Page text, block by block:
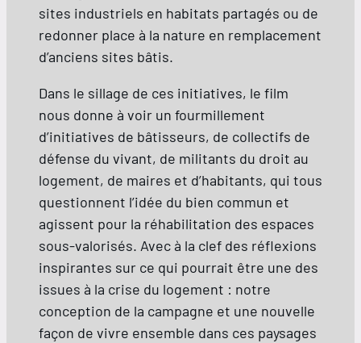
sites industriels en habitats partagés ou de
redonner place à la nature en remplacement
d’anciens sites bâtis.
Dans le sillage de ces initiatives, le film
nous donne à voir un fourmillement
d’initiatives de bâtisseurs, de collectifs de
défense du vivant, de militants du droit au
logement, de maires et d’habitants, qui tous
questionnent l’idée du bien commun et
agissent pour la réhabilitation des espaces
sous-valorisés. Avec à la clef des réflexions
inspirantes sur ce qui pourrait être une des
issues à la crise du logement : notre
conception de la campagne et une nouvelle
façon de vivre ensemble dans ces paysages